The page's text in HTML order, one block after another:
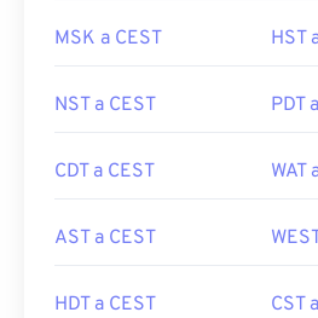
MSK a CEST HST
NST a CEST PDT
CDT a CEST WAT
AST a CEST
HDT a CEST CST